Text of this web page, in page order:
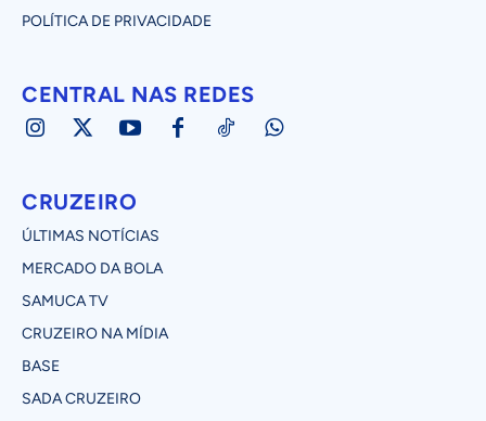
POLÍTICA DE PRIVACIDADE
CENTRAL NAS REDES
CRUZEIRO
ÚLTIMAS NOTÍCIAS
MERCADO DA BOLA
SAMUCA TV
CRUZEIRO NA MÍDIA
BASE
SADA CRUZEIRO